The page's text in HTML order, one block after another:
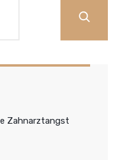
Zahnarztangst